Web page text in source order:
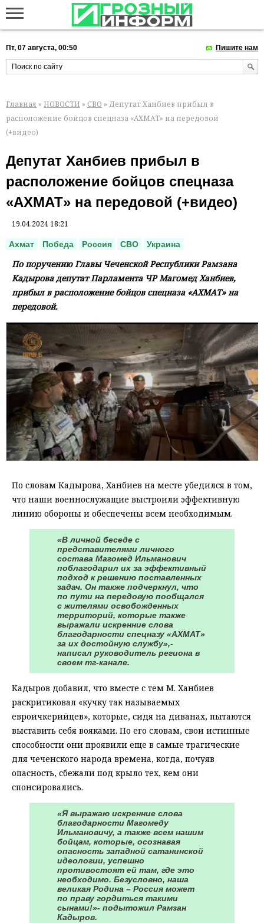
Пт, 07 августа, 00:50 Пишите нам
Главная » НОВОСТИ » СВО » Депутат Ханбиев прибыл в
расположение бойцов спецназа «АХМАТ» на передовой
(+видео)
Депутат Ханбиев прибыл в
расположение бойцов спецназа
«АХМАТ» на передовой (+видео)
19.04.2024 18:21
Ахмат Победа Россия СВО Украина
По поручению Главы Чеченской Республики Рамзана
Кадырова депутат Парламента ЧР Магомед Ханбиев,
прибыл в расположение бойцов спецназа «АХМАТ» на
передовой.
По словам Кадырова, Ханбиев на месте убедился в том,
что наши военнослужащие выстроили эффективную
линию обороны и обеспечены всем необходимым.
«В личной беседе с
представителями личного
состава Магомед Ильманович
поблагодарил их за эффективный
подход к решению поставленных
задач. Он также подчеркнул, что
по пути на передовую пообщался
с жителями освобожденных
территорий, которые также
выражали искренние слова
благодарности спецназу «АХМАТ»
за их достойную службу»,-
написал руководитель региона в
своем тг-канале.
Кадыров добавил, что вместе с тем М. Ханбиев
раскритиковал «кучку так называемых
евроичкерийцев», которые, сидя на диванах, пытаются
выставить себя вояками. По его словам, свои истинные
способности они проявили еще в самые трагические
для чеченского народа времена, когда, почуяв
опасность, сбежали под крыло тех, кем они
спонсировались.
«Я выражаю искренние слова
благодарности Магомеду
Ильмановичу, а также всем нашим
бойцам, которые, осознавая
опасность западной сатанинской
идеологии, успешно
противостоят ей там, где это
необходимо. Безусловно, наша
великая Родина – Россия может
по праву гордиться такими
сынами!»- подытожил Рамзан
Кадыров.